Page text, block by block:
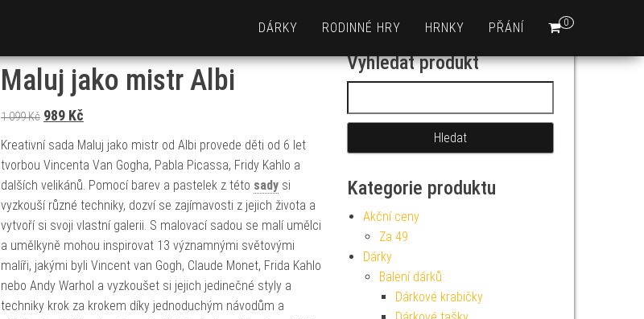
0
DÁRKY RODINNÉ HRY HRNKY PŘÁNÍ
Maluj jako mistr Albi
1 099Kč Původní cena byla: 1 099 Kč.
989 KčAktuální cena je: 989 Kč.
Kreativní sada Maluj jako mistr od Albi provede děti od 6 let
tvorbou Vincenta Van Gogha, Pabla Picassa, Fridy Kahlo a
dalších velikánů. Pomocí barev a pastelek z této sadysi
vyzkouší různé techniky, dozví se zajímavosti z jejich života a
vytvoří si svoji vlastní galerii. S malovací sadou se malí umělci
a umělkyně mohou inspirovat 13 významnými světovými
malíři, jakými byli Vincent van Gogh, Claude Monet, Frida Kahlo
nebo Andy Warhol a vyzkoušet si jejich jedinečné styly a
techniky krok za krokem díky jednoduchým návodům a
Vyhledat produkt
Kategorie produktu
Akční ceny
Za 49
Dárky
Balení dárků
Dárkové krabičky